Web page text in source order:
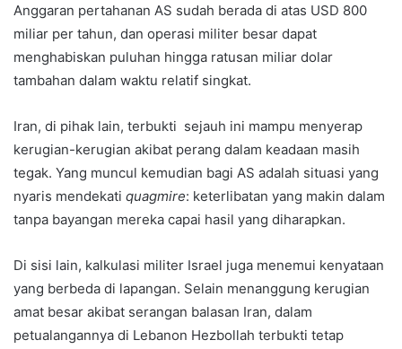
Anggaran pertahanan AS sudah berada di atas USD 800
miliar per tahun, dan operasi militer besar dapat
menghabiskan puluhan hingga ratusan miliar dolar
tambahan dalam waktu relatif singkat.
Iran, di pihak lain, terbukti sejauh ini mampu menyerap
kerugian-kerugian akibat perang dalam keadaan masih
tegak. Yang muncul kemudian bagi AS adalah situasi yang
nyaris mendekati quagmire: keterlibatan yang makin dalam
tanpa bayangan mereka capai hasil yang diharapkan.
Di sisi lain, kalkulasi militer Israel juga menemui kenyataan
yang berbeda di lapangan. Selain menanggung kerugian
amat besar akibat serangan balasan Iran, dalam
petualangannya di Lebanon Hezbollah terbukti tetap